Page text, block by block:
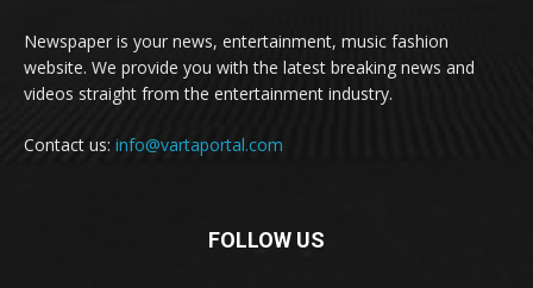
Newspaper is your news, entertainment, music fashion
website. We provide you with the latest breaking news and
videos straight from the entertainment industry.
Contact us: info@vartaportal.com
FOLLOW US